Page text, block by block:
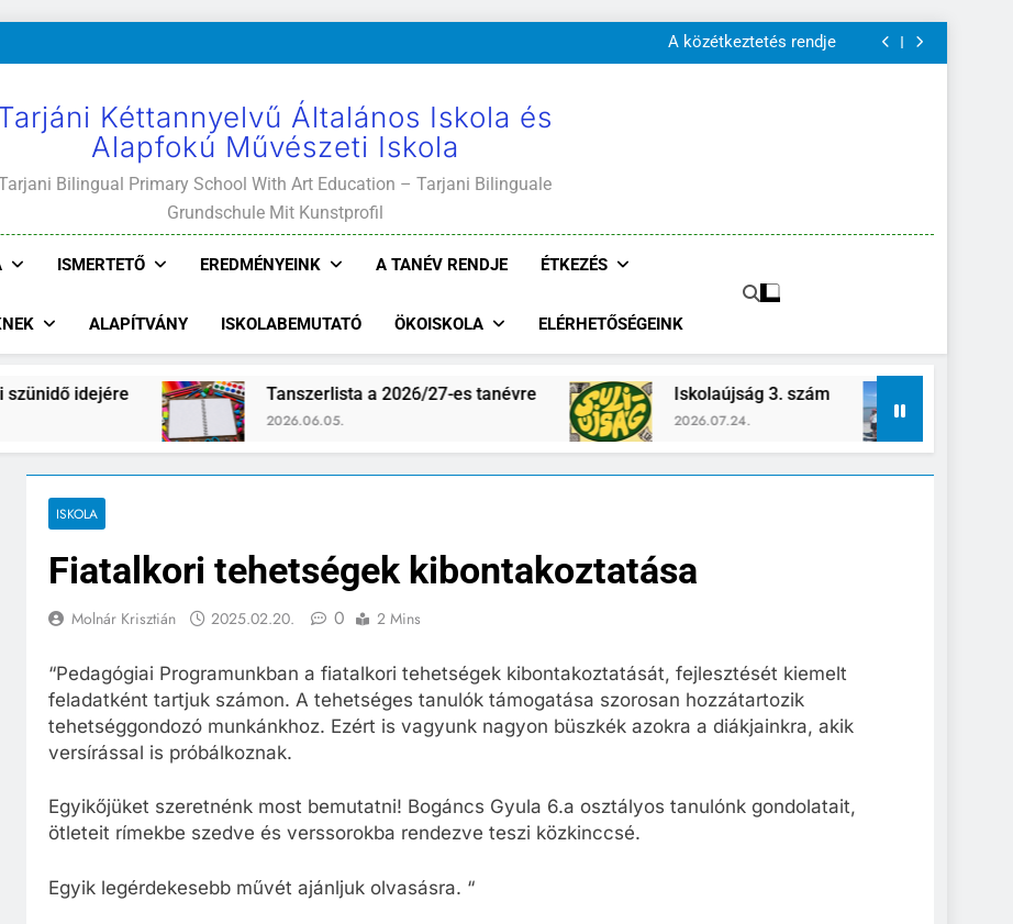
Szülői értekezletek 2026. május 04-14.
A közétkeztetés rendje
Kötelező és ajánlott olvasmányok
Kéttannyelvű Általános Iskola és
Alapfokú Művészeti Iskola
Bilingual Primary School With Art Education – Tarjani Bilinguale
Grundschule Mit Kunstprofil
ISMERTETŐ EREDMÉNYEINK A TANÉV RENDJE ÉTKEZÉS
ALAPÍTVÁNY ISKOLABEMUTATÓ ÖKOISKOLA ELÉRHETŐSÉGEINK
Tanszerlista a 2026/27-es tanévre
2026.06.05.
Iskolaújság 3. szám
2026.07.24.
Zánka-
2026.06.26.
ISKOLA
Fiatalkori tehetségek kibontakoztatása
Molnár Krisztián 2025.02.20. 0 2 Mins
“Pedagógiai Programunkban a fiatalkori tehetségek kibontakoztatását, fejlesztését kiemelt
feladatként tartjuk számon. A tehetséges tanulók támogatása szorosan hozzátartozik
tehetséggondozó munkánkhoz. Ezért is vagyunk nagyon büszkék azokra a diákjainkra, akik
versírással is próbálkoznak.
Egyikőjüket szeretnénk most bemutatni! Bogáncs Gyula 6.a osztályos tanulónk gondolatait,
ötleteit rímekbe szedve és verssorokba rendezve teszi közkinccsé.
Egyik legérdekesebb művét ajánljuk olvasásra. “